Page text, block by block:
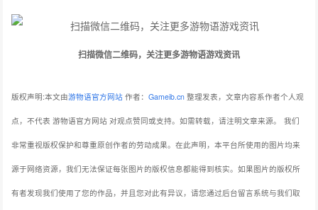
扫描微信二维码，关注更多游物语游戏资讯
版权声明:本文由游物语官方网站 作者：Gameib.cn 整理发表，文章内容系作者个人观
点，不代表 游物语官方网站 对观点赞同或支持。如需转载，请注明文章来源。 我们
非常重视版权保护和尊重原创作者的劳动成果。在此声明，本平台所使用的图片均来
源于网络资源，我们无法保证每张图片的版权信息都能得到核实。如果图片的版权所
有者发现我们使用了您的作品，并且您对此有异议，请您通过后台留言系统与我们取